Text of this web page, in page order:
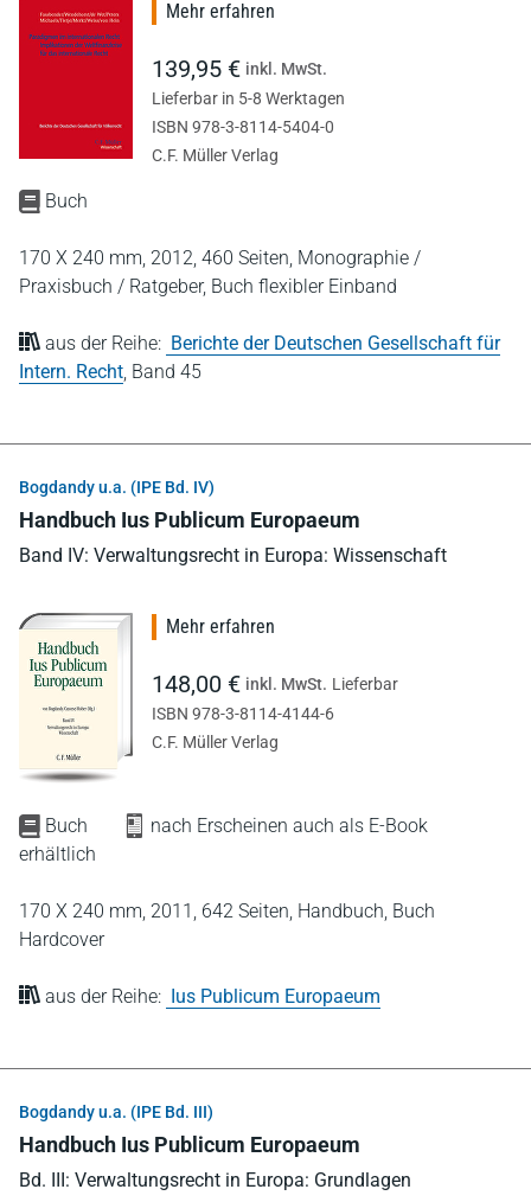
Buch
170 X 240 mm, 2012, 460 Seiten, Monographie /
Praxisbuch / Ratgeber, Buch flexibler Einband
aus der Reihe: Berichte der Deutschen Gesellschaft für
Intern. Recht, Band 45
Mehr erfahren
139,95 € inkl. MwSt.
Lieferbar in 5-8 Werktagen
ISBN 978-3-8114-5404-0
C.F. Müller Verlag
Bogdandy u.a. (IPE Bd. IV)
Handbuch Ius Publicum Europaeum
Band IV: Verwaltungsrecht in Europa: Wissenschaft
Buch
nach Erscheinen auch als E-Book
erhältlich
170 X 240 mm, 2011, 642 Seiten, Handbuch, Buch
Hardcover
aus der Reihe: Ius Publicum Europaeum
Mehr erfahren
148,00 € inkl. MwSt. Lieferbar
ISBN 978-3-8114-4144-6
C.F. Müller Verlag
Bogdandy u.a. (IPE Bd. III)
Handbuch Ius Publicum Europaeum
Bd. III: Verwaltungsrecht in Europa: Grundlagen